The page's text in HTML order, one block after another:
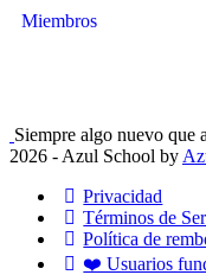
Miembros
Siempre algo nuevo que
2026 - Azul School by
Privacidad
Términos de
Política de
❤️ Usuarios